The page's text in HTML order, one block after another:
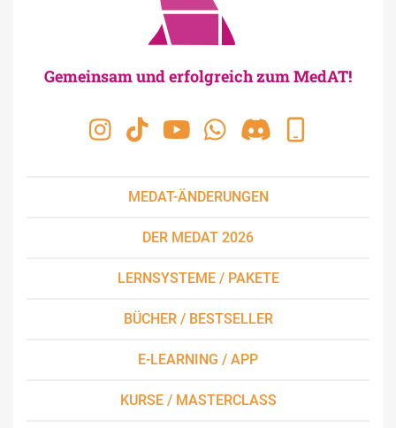
Gemeinsam und erfolgreich zum MedAT!
MEDAT-ÄNDERUNGEN
DER MEDAT 2026
LERNSYSTEME / PAKETE
BÜCHER / BESTSELLER
E-LEARNING / APP
KURSE / MASTERCLASS